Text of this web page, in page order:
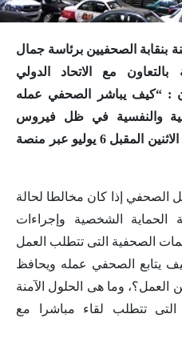
بنقابة الصحفيين برئاسة جمال
مع الاتحاد الدولي
: “كيف يباشر الصحفي عمله
والنفسية في ظل فيروس
كورونا المستجد؟ ” وذلك مساءً الاثنين المقبل 6 يوليو عبر منصة
الصحفي إذا كان مخالطا لحالة
الحماية الشخصية وإجراءات
الصحفية التى تتطلب العمل
يتابع الصحفي عمله ويحافظ
وما هى الحلول الآمنة
التى تتطلب لقاء مباشرا مع